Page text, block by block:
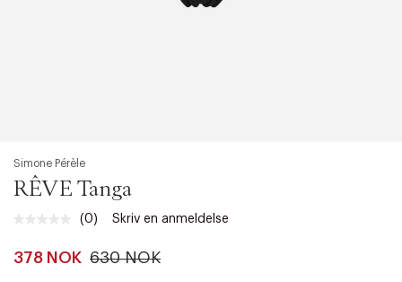
Simone Pérèle
RÊVE Tanga
Ingen
Samme
(0) Skriv en anmeldelse
378 NOK 630 NOK